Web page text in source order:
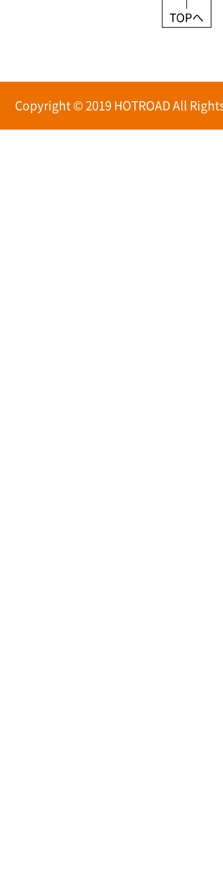
Copyright © 2019 HOTROAD All